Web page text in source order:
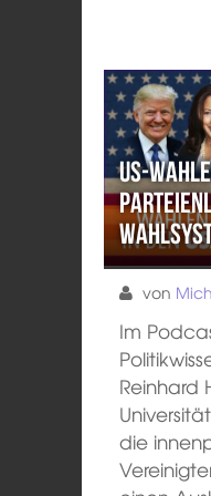
US-
von
Im
Reinhard
die